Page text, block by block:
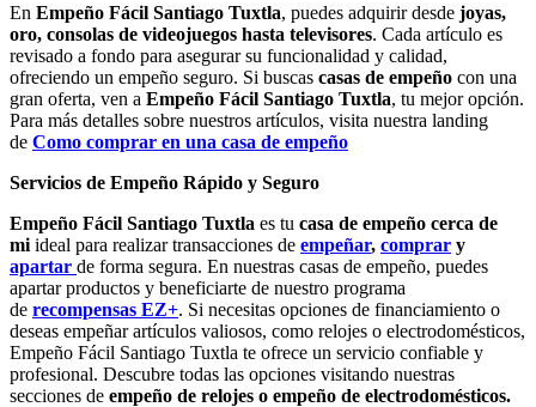
En Empeño Fácil Santiago Tuxtla, puedes adquirir desde joyas,
oro, consolas de videojuegos hasta televisores. Cada artículo es
revisado a fondo para asegurar su funcionalidad y calidad,
ofreciendo un empeño seguro. Si buscas casas de empeño con una
gran oferta, ven a Empeño Fácil Santiago Tuxtla, tu mejor opción.
Para más detalles sobre nuestros artículos, visita nuestra landing
de Como comprar en una casa de empeño
Servicios de Empeño Rápido y Seguro
Empeño Fácil Santiago Tuxtla es tu casa de empeño cerca de
mi ideal para realizar transacciones de empeñar, comprar y
apartar de forma segura. En nuestras casas de empeño, puedes
apartar productos y beneficiarte de nuestro programa
de recompensas EZ+. Si necesitas opciones de financiamiento o
deseas empeñar artículos valiosos, como relojes o electrodomésticos,
Empeño Fácil Santiago Tuxtla te ofrece un servicio confiable y
profesional. Descubre todas las opciones visitando nuestras
secciones de empeño de relojes o empeño de electrodomésticos.